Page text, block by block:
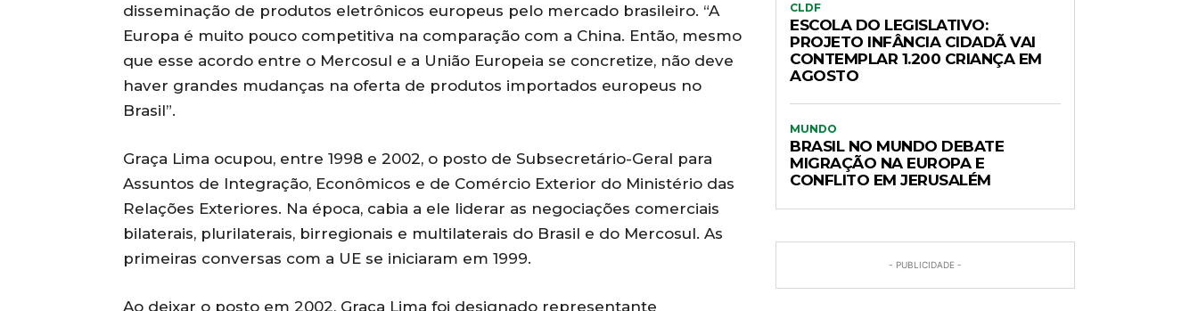
disseminação de produtos eletrônicos europeus pelo mercado brasileiro. “A
Europa é muito pouco competitiva na comparação com a China. Então, mesmo
que esse acordo entre o Mercosul e a União Europeia se concretize, não deve
haver grandes mudanças na oferta de produtos importados europeus no
Brasil”.
Graça Lima ocupou, entre 1998 e 2002, o posto de Subsecretário-Geral para
Assuntos de Integração, Econômicos e de Comércio Exterior do Ministério das
Relações Exteriores. Na época, cabia a ele liderar as negociações comerciais
bilaterais, plurilaterais, birregionais e multilaterais do Brasil e do Mercosul. As
primeiras conversas com a UE se iniciaram em 1999.
Ao deixar o posto em 2002, Graça Lima foi designado representante
CLDF
ESCOLA DO LEGISLATIVO:
PROJETO INFÂNCIA CIDADÃ VAI
CONTEMPLAR 1.200 CRIANÇA EM
AGOSTO
MUNDO
BRASIL NO MUNDO DEBATE
MIGRAÇÃO NA EUROPA E
CONFLITO EM JERUSALÉM
- PUBLICIDADE -